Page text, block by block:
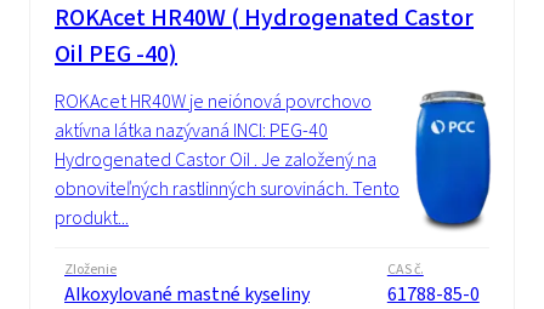
ROKAcet HR40W ( Hydrogenated Castor
Oil PEG -40)
ROKAcet HR40W je neiónová povrchovo
aktívna látka nazývaná INCI: PEG-40
Hydrogenated Castor Oil . Je založený na
obnoviteľných rastlinných surovinách. Tento
produkt...
Zloženie
Alkoxylované mastné kyseliny
CAS č.
61788-85-0